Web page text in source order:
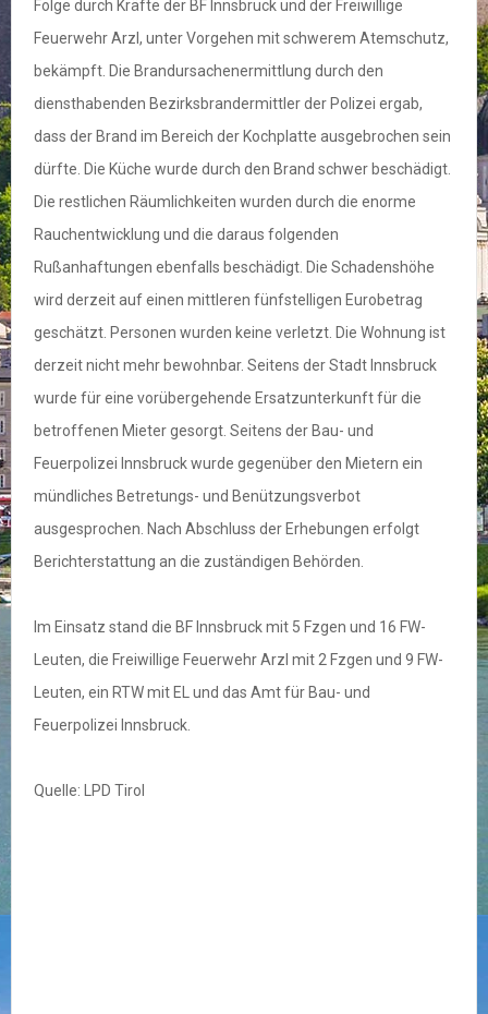
Folge durch Kräfte der BF Innsbruck und der Freiwillige
Feuerwehr Arzl, unter Vorgehen mit schwerem Atemschutz,
bekämpft. Die Brandursachenermittlung durch den
diensthabenden Bezirksbrandermittler der Polizei ergab,
dass der Brand im Bereich der Kochplatte ausgebrochen sein
dürfte. Die Küche wurde durch den Brand schwer beschädigt.
Die restlichen Räumlichkeiten wurden durch die enorme
Rauchentwicklung und die daraus folgenden
Rußanhaftungen ebenfalls beschädigt. Die Schadenshöhe
wird derzeit auf einen mittleren fünfstelligen Eurobetrag
geschätzt. Personen wurden keine verletzt. Die Wohnung ist
derzeit nicht mehr bewohnbar. Seitens der Stadt Innsbruck
wurde für eine vorübergehende Ersatzunterkunft für die
betroffenen Mieter gesorgt. Seitens der Bau- und
Feuerpolizei Innsbruck wurde gegenüber den Mietern ein
mündliches Betretungs- und Benützungsverbot
ausgesprochen. Nach Abschluss der Erhebungen erfolgt
Berichterstattung an die zuständigen Behörden.
Im Einsatz stand die BF Innsbruck mit 5 Fzgen und 16 FW-
Leuten, die Freiwillige Feuerwehr Arzl mit 2 Fzgen und 9 FW-
Leuten, ein RTW mit EL und das Amt für Bau- und
Feuerpolizei Innsbruck.
Quelle: LPD Tirol